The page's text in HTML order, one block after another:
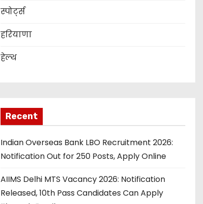
स्पोर्ट्स
हरियाणा
हेल्थ
Recent
Indian Overseas Bank LBO Recruitment 2026:
Notification Out for 250 Posts, Apply Online
AIIMS Delhi MTS Vacancy 2026: Notification
Released, 10th Pass Candidates Can Apply